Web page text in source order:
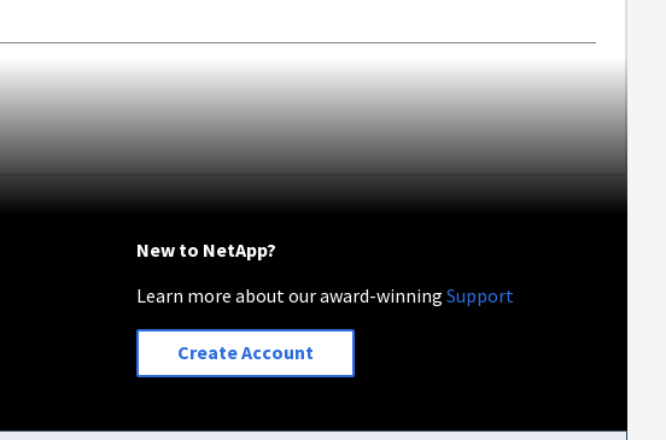
New to NetApp?
Learn more about our award-winningSupport
Create Account